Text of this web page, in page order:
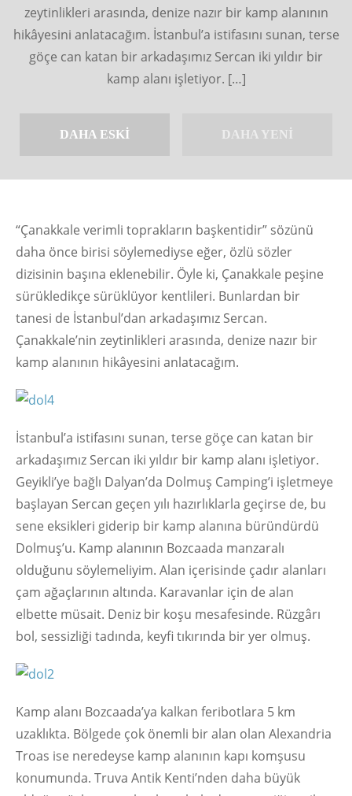
zeytinlikleri arasında, denize nazır bir kamp alanının
hikâyesini anlatacağım. İstanbul’a istifasını sunan, terse
göçe can katan bir arkadaşımız Sercan iki yıldır bir
kamp alanı işletiyor. […]
DAHA ESKI DAHA YENI
“Çanakkale verimli toprakların başkentidir” sözünü
daha önce birisi söylemediyse eğer, özlü sözler
dizisinin başına eklenebilir. Öyle ki, Çanakkale peşine
sürükledikçe sürüklüyor kentlileri. Bunlardan bir
tanesi de İstanbul’dan arkadaşımız Sercan.
Çanakkale’nin zeytinlikleri arasında, denize nazır bir
kamp alanının hikâyesini anlatacağım.
İstanbul’a istifasını sunan, terse göçe can katan bir
arkadaşımız Sercan iki yıldır bir kamp alanı işletiyor.
Geyikli’ye bağlı Dalyan’da Dolmuş Camping’i işletmeye
başlayan Sercan geçen yılı hazırlıklarla geçirse de, bu
sene eksikleri giderip bir kamp alanına büründürdü
Dolmuş’u. Kamp alanının Bozcaada manzaralı
olduğunu söylemeliyim. Alan içerisinde çadır alanları
çam ağaçlarının altında. Karavanlar için de alan
elbette müsait. Deniz bir koşu mesafesinde. Rüzgârı
bol, sessizliği tadında, keyfi tıkırında bir yer olmuş.
Kamp alanı Bozcaada’ya kalkan feribotlara 5 km
uzaklıkta. Bölgede çok önemli bir alan olan Alexandria
Troas ise neredeyse kamp alanının kapı komşusu
konumunda. Truva Antik Kenti’nden daha büyük